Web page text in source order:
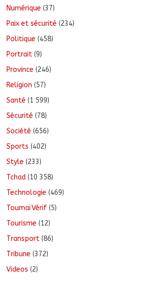
Numérique (37)
Paix et sécurité (234)
Politique (458)
Portrait (9)
Province (246)
Religion (57)
Santé (1 599)
Sécurité (78)
Société (656)
Sports (402)
Style (233)
Tchad (10 358)
Technologie (469)
ToumaïVérif (5)
Tourisme (12)
Transport (86)
Tribune (372)
Videos (2)